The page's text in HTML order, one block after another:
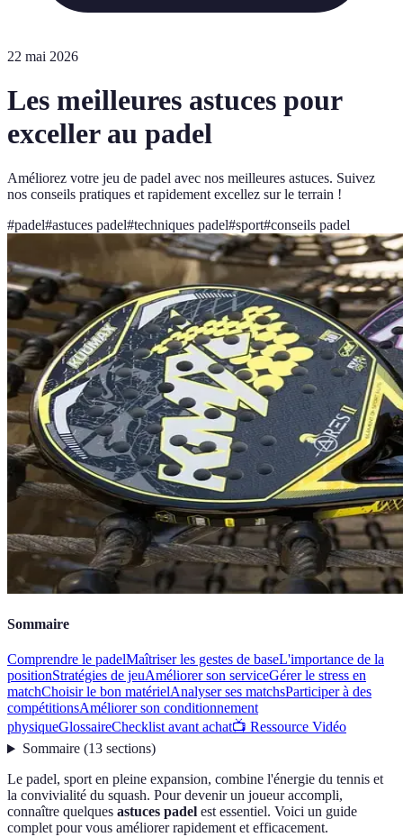
22 mai 2026
Les meilleures astuces pour
exceller au padel
Améliorez votre jeu de padel avec nos meilleures astuces. Suivez
nos conseils pratiques et rapidement excellez sur le terrain !
#padel#astuces padel#techniques padel#sport#conseils padel
Sommaire
Comprendre le padelMaîtriser les gestes de baseL'importance de la
positionStratégies de jeuAméliorer son serviceGérer le stress en
matchChoisir le bon matérielAnalyser ses matchsParticiper à des
compétitionsAméliorer son conditionnement
physiqueGlossaireChecklist avant achat📺 Ressource Vidéo
Sommaire(13 sections)
Le padel, sport en pleine expansion, combine l'énergie du tennis et
la convivialité du squash. Pour devenir un joueur accompli,
connaître quelques astuces padel est essentiel. Voici un guide
complet pour vous améliorer rapidement et efficacement.